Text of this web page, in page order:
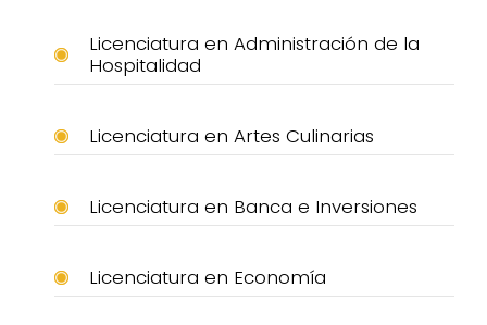
Licenciatura en Administración de la
Hospitalidad
Licenciatura en Artes Culinarias
Licenciatura en Banca e Inversiones
Licenciatura en Economía